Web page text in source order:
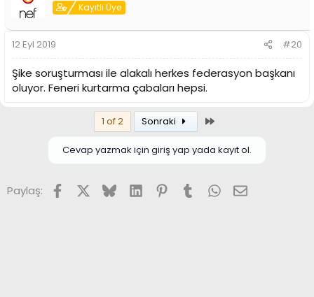
Kayıtlı Üye
12 Eyl 2019 #20
Şike soruşturması ile alakalı herkes federasyon başkanı
oluyor. Feneri kurtarma çabaları hepsi.
1 of 2 Sonraki
Cevap yazmak için giriş yap yada kayıt ol.
Paylaş: FacebookX (Twitter)
BlueskyLinkedInPinterest
TumblrWhatsApp
E-posta